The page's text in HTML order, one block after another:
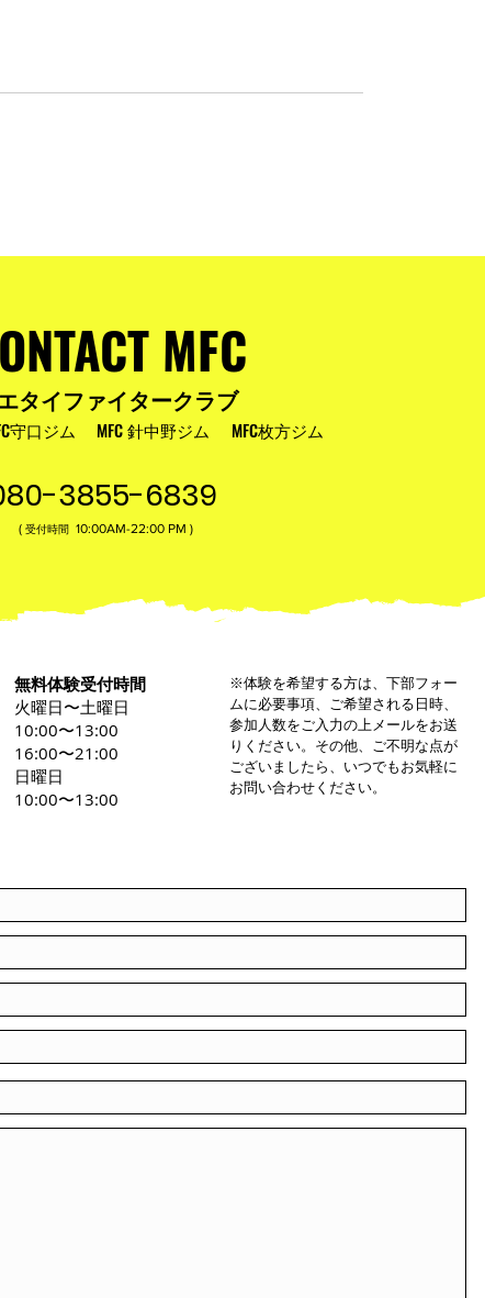
MFC
タイファイタークラブ
守口ジム MFC枚方ジム
MFC 針中野ジム
3855-6839
( 受付時間 10:00AM-22:00​ PM )
無料体験受付時間
火曜日〜土曜日
10:00〜13:00
16:00〜21:00
日曜日
10:00〜13:00
※体験を希望する方は、下部フォー
ムに必要事項、ご希望される日時、
参加人数をご入力の上メールをお送
りください。その他、ご不明な点が
ございましたら、いつでもお気軽に
お問い合わせください。